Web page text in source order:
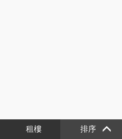
租樓 排序